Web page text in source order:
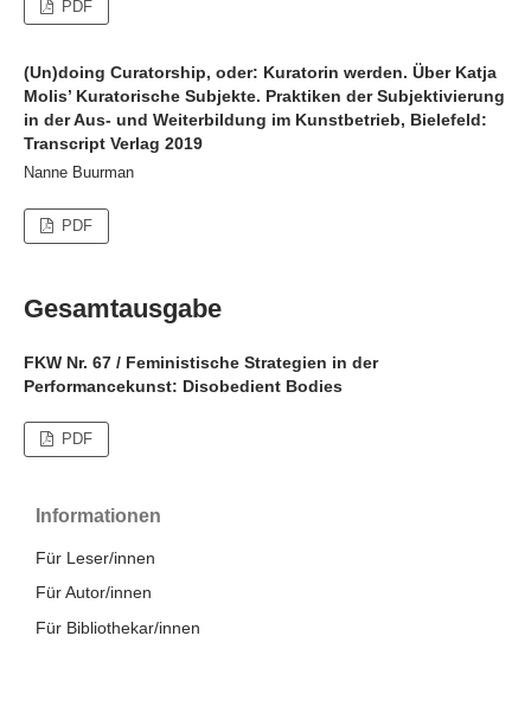
PDF
(Un)doing Curatorship, oder: Kuratorin werden. Über Katja
Molis’ Kuratorische Subjekte. Praktiken der Subjektivierung
in der Aus- und Weiterbildung im Kunstbetrieb, Bielefeld:
Transcript Verlag 2019
Nanne Buurman
PDF
Gesamtausgabe
FKW Nr. 67 / Feministische Strategien in der
Performancekunst: Disobedient Bodies
PDF
Informationen
Für Leser/innen
Für Autor/innen
Für Bibliothekar/innen